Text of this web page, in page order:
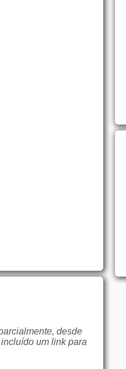
desde
um link para